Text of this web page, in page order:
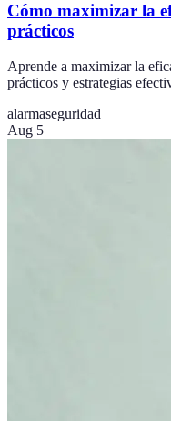
Cómo maximizar la
prácticos
Aprende a maximizar la
prácticos y estrategias
alarmaseguridad
Aug 5